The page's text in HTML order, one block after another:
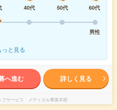
40代 50代
60代
男性
っと見る
へ進む 詳しく見る
フサービス メディカル事業本部